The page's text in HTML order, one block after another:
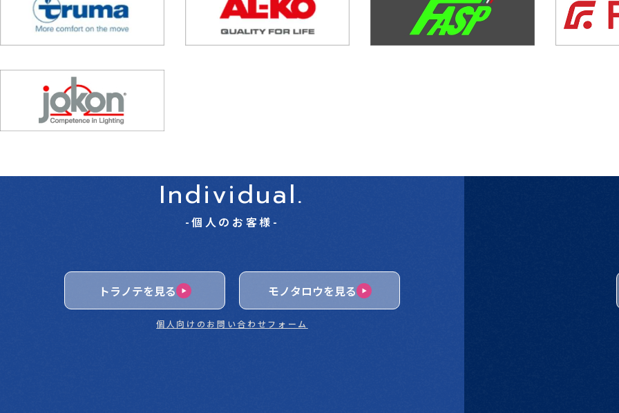
Individual.
-個人のお客様-
トラノテを見る モノタロウを見る
個人向けのお問い合わせフォーム